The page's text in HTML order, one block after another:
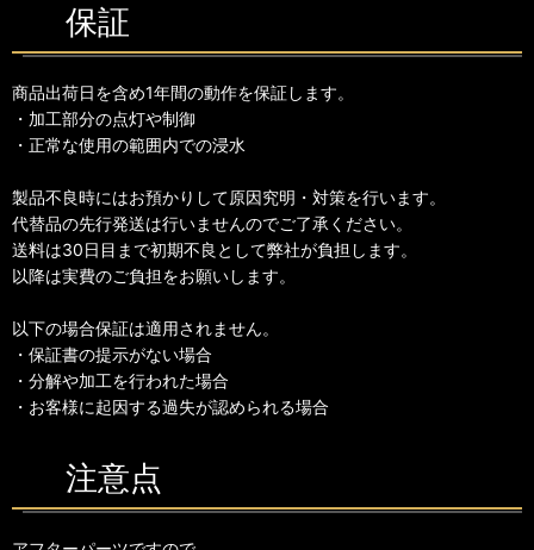
保証
商品出荷日を含め1年間の動作を保証します。
・加工部分の点灯や制御
・正常な使用の範囲内での浸水
製品不良時にはお預かりして原因究明・対策を行います。
代替品の先行発送は行いませんのでご了承ください。
送料は30日目まで初期不良として弊社が負担します。
以降は実費のご負担をお願いします。
以下の場合保証は適用されません。
・保証書の提示がない場合
・分解や加工を行われた場合
・お客様に起因する過失が認められる場合
注意点